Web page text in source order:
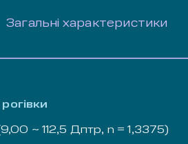
Загальні характеристики
~ 112,5 Дптр, n = 1,3375)